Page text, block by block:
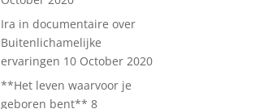
Ira in documentaire over
Buitenlichamelijke
ervaringen 10 October 2020
**Het leven waarvoor je
geboren bent** 8